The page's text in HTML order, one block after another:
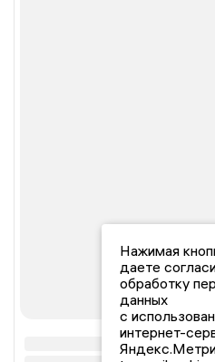
Нажимая
даете
обработку
данных
с
интернет-